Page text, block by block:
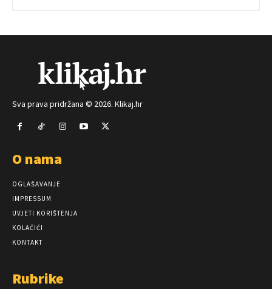
Sva prava pridržana © 2026. Klikaj.hr
O nama
OGLAŠAVANJE
IMPRESSUM
UVJETI KORIŠTENJA
KOLAČIĆI
KONTAKT
Rubrike